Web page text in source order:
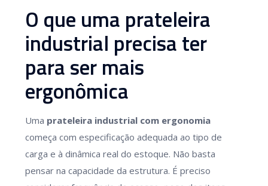
O que uma prateleira
industrial precisa ter
para ser mais
ergonômica
Uma prateleira industrial com ergonomia
começa com especificação adequada ao tipo de
carga e à dinâmica real do estoque. Não basta
pensar na capacidade da estrutura. É preciso